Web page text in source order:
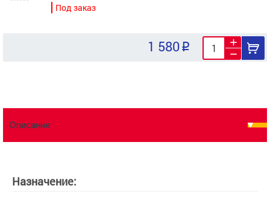
Под заказ
1 580
Описание
Назначение: